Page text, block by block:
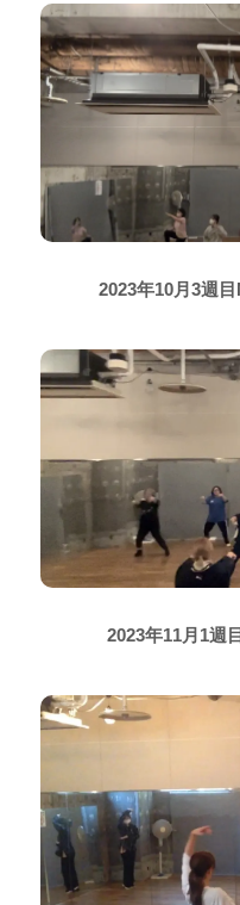
2023年10月3週
2023年11月1週